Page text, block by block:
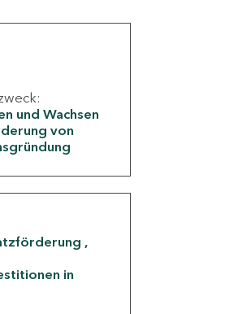
und Wachsen
von
in